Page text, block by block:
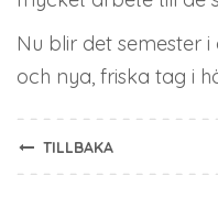
Nu blir det semester
och nya, friska tag i
TILLBAKA